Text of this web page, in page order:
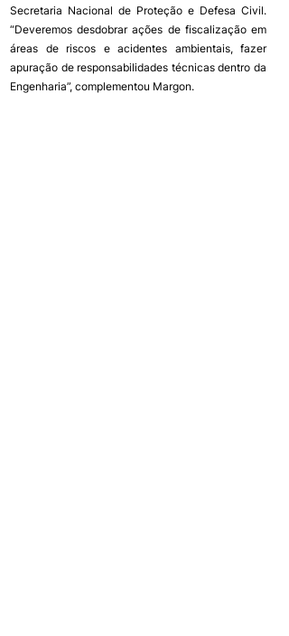
Secretaria Nacional de Proteção e Defesa Civil.
“Deveremos desdobrar ações de fiscalização em
áreas de riscos e acidentes ambientais, fazer
apuração de responsabilidades técnicas dentro da
Engenharia”, complementou Margon.